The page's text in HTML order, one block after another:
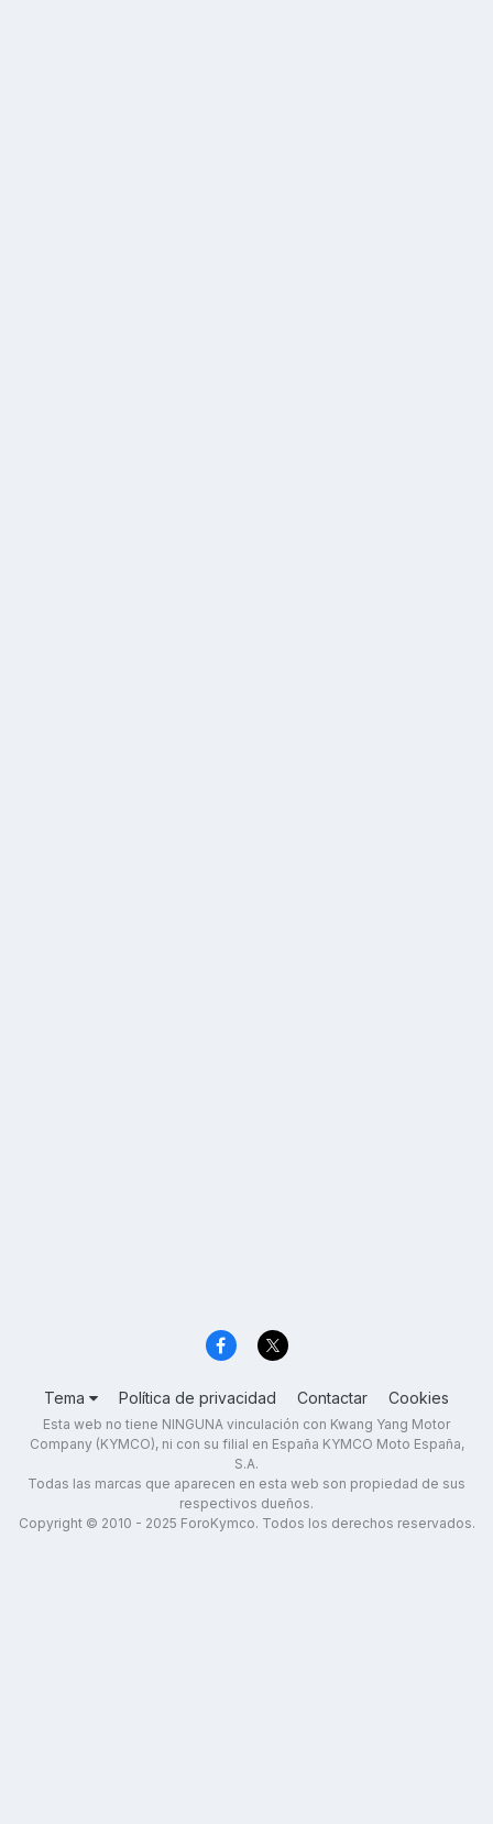
Tema Política de privacidad Contactar Cookies
Esta web no tiene NINGUNA vinculación con Kwang Yang Motor
Company (KYMCO), ni con su filial en España KYMCO Moto España,
S.A.
Todas las marcas que aparecen en esta web son propiedad de sus
respectivos dueños.
Copyright © 2010 - 2025 ForoKymco. Todos los derechos reservados.